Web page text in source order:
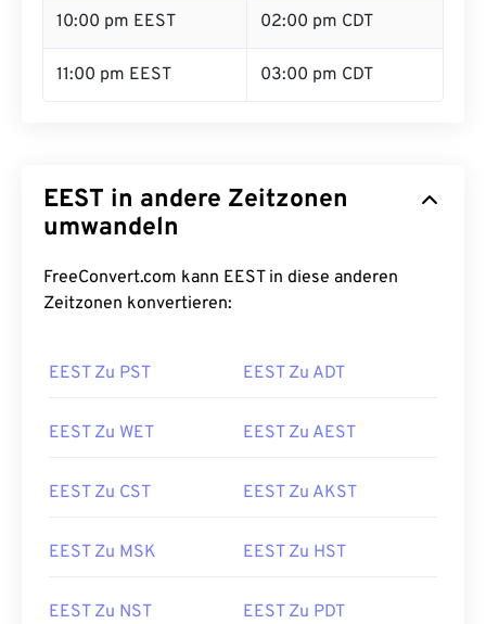
10:00 pm EEST 02:00 pm CDT
11:00 pm EEST 03:00 pm CDT
EEST in andere Zeitzonen
umwandeln
FreeConvert.com kann EEST in diese anderen
Zeitzonen konvertieren:
EEST Zu PST EEST Zu ADT
EEST Zu WET EEST Zu AEST
EEST Zu CST EEST Zu AKST
EEST Zu MSK EEST Zu HST
EEST Zu NST EEST Zu PDT